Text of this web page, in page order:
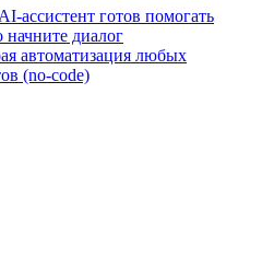
AI-ассистент готов помогать
диалог
автоматизация любых
(no-code)